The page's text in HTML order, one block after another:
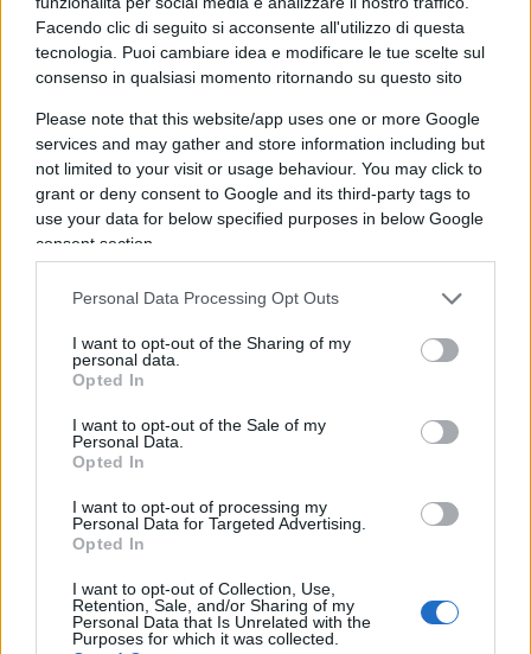
Facendo clic di seguito si acconsente all'utilizzo di questa
tecnologia. Puoi cambiare idea e modificare le tue scelte sul
consenso in qualsiasi momento ritornando su questo sito
Please note that this website/app uses one or more Google
services and may gather and store information including but
not limited to your visit or usage behaviour. You may click to
grant or deny consent to Google and its third-party tags to
use your data for below specified purposes in below Google
consent section.
Personal Data Processing Opt Outs
I want to opt-out of the Sharing of my
personal data.
Opted In
I want to opt-out of the Sale of my
Personal Data.
Opted In
I want to opt-out of processing my
Personal Data for Targeted Advertising.
Opted In
I want to opt-out of Collection, Use,
Retention, Sale, and/or Sharing of my
Personal Data that Is Unrelated with the
Purposes for which it was collected.
stato vissuto come accaduto altrove: un’estrema
misura necessaria per arrestare il diffondersi del
Covid-19. Seppur con meno rapidità di quanto
successo in Italia, la gente ha iniziato a chiudersi
in casa, dopo aver dato l’assalto ai supermercati e
non risparmiando atteggiamenti schizofrenici per
accaparrarsi scorte di carta igienica (scene
famigliari anche nella Penisola). Compostezza,
unità nazionale, il collante della regina Elisabetta
II che si è rivolta ai sudditi dal castello di Windsor
hanno in seguito ceduto il posto alle accese
polemiche riservate a Dominic Cummings, il
aver viaggiato dalla capitale verso nord, a
Durham, alla fine di marzo, quando erano
impediti gli sposamenti per la quarantena in atto,
Cummings è finito braccato da assembramenti di
giornalisti e fotografi, e da chi all’interno della
maggioranza lo voleva fuori una volta per tutte da
Downing Street perché ritenuto troppo